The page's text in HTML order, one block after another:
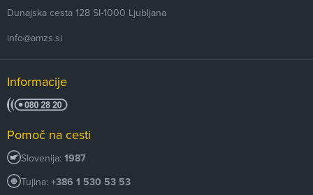
Dunajska cesta 128 SI-1000 Ljubljana
info@amzs.si
Informacije
Pomoč na cesti
Slovenija: 1987
Tujina: +386 1 530 53 53